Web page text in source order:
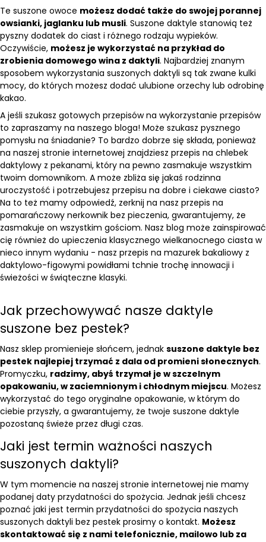
Te suszone owoce możesz dodać także do swojej porannej
owsianki, jaglanku lub musli. Suszone daktyle stanowią też
pyszny dodatek do ciast i różnego rodzaju wypieków.
Oczywiście, możesz je wykorzystać na przykład do
zrobienia domowego wina z daktyli. Najbardziej znanym
sposobem wykorzystania suszonych daktyli są tak zwane kulki
mocy, do których możesz dodać ulubione orzechy lub odrobinę
kakao.
A jeśli szukasz gotowych przepisów na wykorzystanie przepisów
to zapraszamy na naszego bloga! Może szukasz pysznego
pomysłu na śniadanie? To bardzo dobrze się składa, ponieważ
na naszej stronie internetowej znajdziesz przepis na chlebek
daktylowy z pekanami, który na pewno zasmakuje wszystkim
twoim domownikom. A może zbliża się jakaś rodzinna
uroczystość i potrzebujesz przepisu na dobre i ciekawe ciasto?
Na to też mamy odpowiedź, zerknij na nasz przepis na
pomarańczowy nerkownik bez pieczenia, gwarantujemy, że
zasmakuje on wszystkim gościom. Nasz blog może zainspirować
cię również do upieczenia klasycznego wielkanocnego ciasta w
nieco innym wydaniu - nasz przepis na mazurek bakaliowy z
daktylowo-figowymi powidłami tchnie trochę innowacji i
świeżości w świąteczne klasyki.
Jak przechowywać nasze daktyle
suszone bez pestek?
Nasz sklep promienieje słońcem, jednak suszone daktyle bez
pestek najlepiej trzymać z dala od promieni słonecznych.
Promyczku, radzimy, abyś trzymał je w szczelnym
opakowaniu, w zaciemnionym i chłodnym miejscu. Możesz
wykorzystać do tego oryginalne opakowanie, w którym do
ciebie przyszły, a gwarantujemy, że twoje suszone daktyle
pozostaną świeże przez długi czas.
Jaki jest termin ważności naszych
suszonych daktyli?
W tym momencie na naszej stronie internetowej nie mamy
podanej daty przydatności do spożycia. Jednak jeśli chcesz
poznać jaki jest termin przydatności do spożycia naszych
suszonych daktyli bez pestek prosimy o kontakt. Możesz
skontaktować się z nami telefonicznie, mailowo lub za